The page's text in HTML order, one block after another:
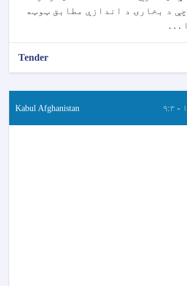
د بخارۍ د اندازې مطابق ټوټه
Tender
Kabul Afghanistan